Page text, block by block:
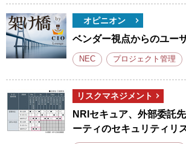
オピニオン
ベンダー視点からのユー
NEC プロジェクト管理
リスクマネジメント
NRIセキュア、外部委託
ーティのセキュリティリ